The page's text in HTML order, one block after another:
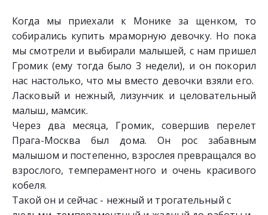
Когда мы приехали к Монике за щенком, то
собирались купить мраморную девочку. Но пока
мы смотрели и выбирали малышей, с нам пришел
Громик (ему тогда было 3 недели), и он покорил
нас настолько, что мы вместо девочки взяли его.
Ласковый и нежный, лизунчик и целовательный
малыш, мамсик.
Через два месяца, Громик, совершив перелет
Прага-Москва был дома. Он рос забавным
малышом и постепенно, взрослея превращался во
взрослого, темпераментного и очень красивого
кобеля.
Такой он и сейчас - нежный и трогательный с